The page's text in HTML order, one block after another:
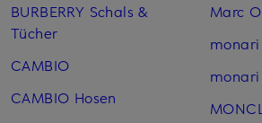
BURBERRY Schals &
Tücher
CAMBIO
CAMBIO Hosen
Marc
monari